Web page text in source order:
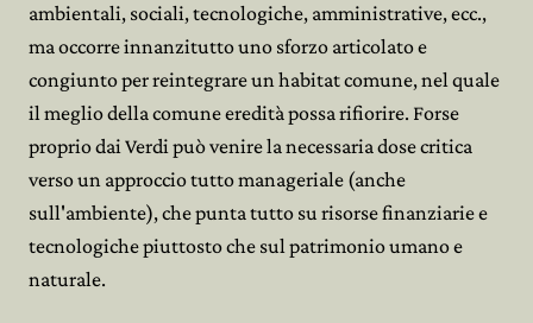
ambientali, sociali, tecnologiche, amministrative, ecc.,
ma occorre innanzitutto uno sforzo articolato e
congiunto per reintegrare un habitat comune, nel quale
il meglio della comune eredità possa rifiorire. Forse
proprio dai Verdi può venire la necessaria dose critica
verso un approccio tutto manageriale (anche
sull'ambiente), che punta tutto su risorse finanziarie e
tecnologiche piuttosto che sul patrimonio umano e
naturale.